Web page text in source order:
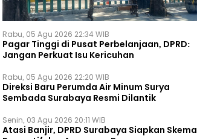
Rabu, 05 Agu 2026 22:34 WIB
Pagar Tinggi di Pusat Perbelanjaan, DPRD:
Jangan Perkuat Isu Kericuhan
Rabu, 05 Agu 2026 22:20 WIB
Direksi Baru Perumda Air Minum Surya
Sembada Surabaya Resmi Dilantik
Senin, 03 Agu 2026 20:11 WIB
Atasi Banjir, DPRD Surabaya Siapkan Skema